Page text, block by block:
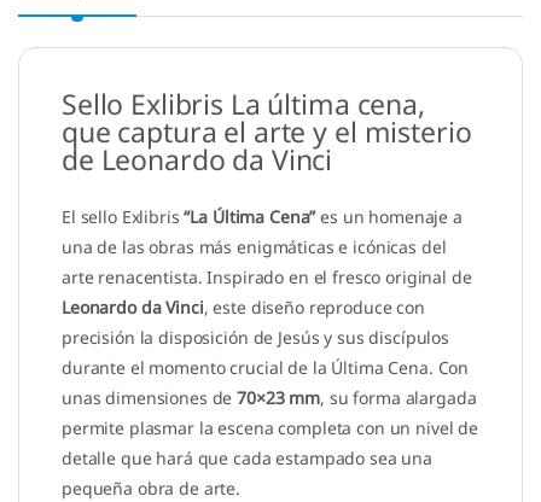
Sello Exlibris La última cena,
que captura el arte y el misterio
de Leonardo da Vinci
El sello Exlibris“La Última Cena”es un homenaje a
una de las obras más enigmáticas e icónicas del
arte renacentista. Inspirado en el fresco original de
Leonardo da Vinci, este diseño reproduce con
precisión la disposición de Jesús y sus discípulos
durante el momento crucial de la Última Cena. Con
unas dimensiones de70×23 mm, su forma alargada
permite plasmar la escena completa con un nivel de
detalle que hará que cada estampado sea una
pequeña obra de arte.